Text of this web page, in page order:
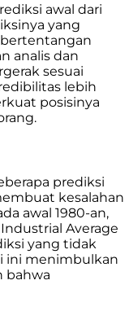
awal dari
yang
analis dan
sesuai
lebih
posisinya
prediksi
kesalahan
awal 1980-an,
Average
yang tidak
ini menimbulkan
bahwa